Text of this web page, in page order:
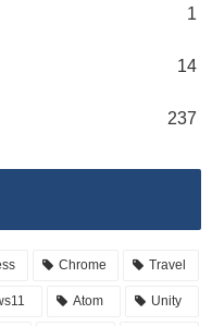
1
14
237
Chrome Travel
Atom Unity